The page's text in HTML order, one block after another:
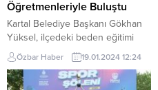
çevrecilerin de katıldığı birtanışma
ve istişare toplantısı düzenledi.
Etkinlikte,...
Öğretmenleriyle Buluştu
Kartal Belediye Başkanı Gökhan
Yüksel, ilçedeki beden eğitimi
öğretmenleriyle kahvaltı
programında bir araya geldi.
Başkan Gökhan Yüksel, 2019
Özbar Haber 19.01.2024 12:24